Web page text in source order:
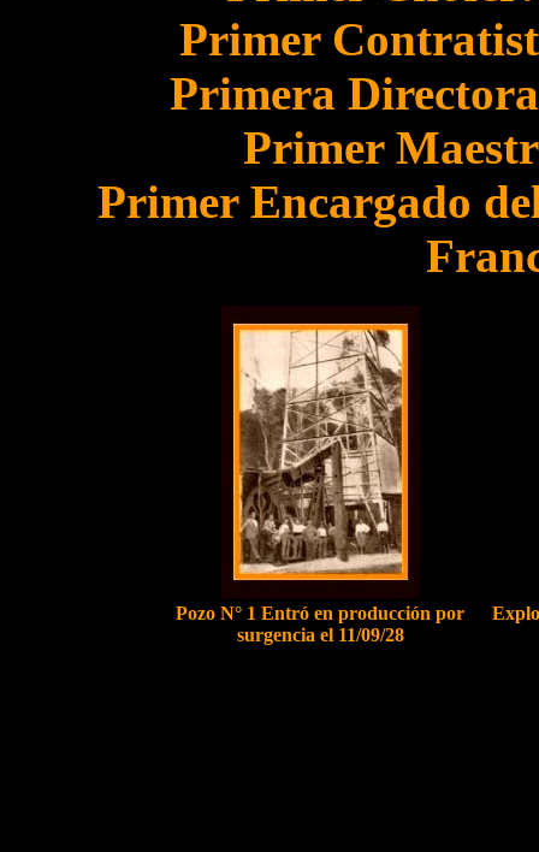
Primer
Primera
Primer
Primer Encargado
Pozo N° 1 Entró en producción por
surgencia el 11/09/28